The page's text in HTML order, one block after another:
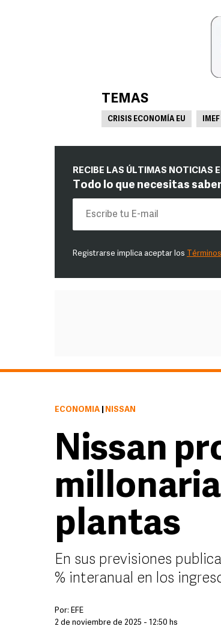
TEMAS
CRISIS ECONOMÍA EU IMEF
RECIBE LAS ÚLTIMAS NOTICIAS
Todo lo que necesitas
Registrarse implica aceptar los
ECONOMÍA NISSAN
Nissan
plantas
En sus previsiones
% interanual en los
Por: EFE
2 de noviembre de 2025 - 12:50 hs